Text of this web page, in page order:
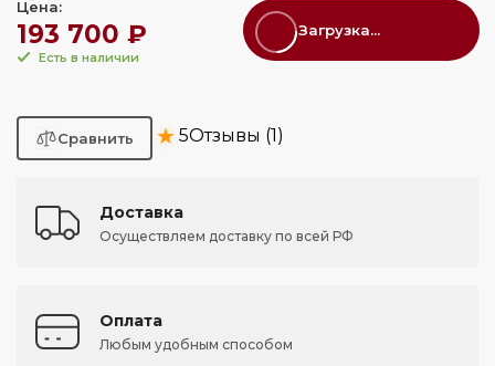
Цена:
193 700 ₽
Есть в наличии
Загрузка...
★ 5Отзывы (1)
Доставка
Осуществляем доставку по всей РФ
Оплата
Любым удобным способом